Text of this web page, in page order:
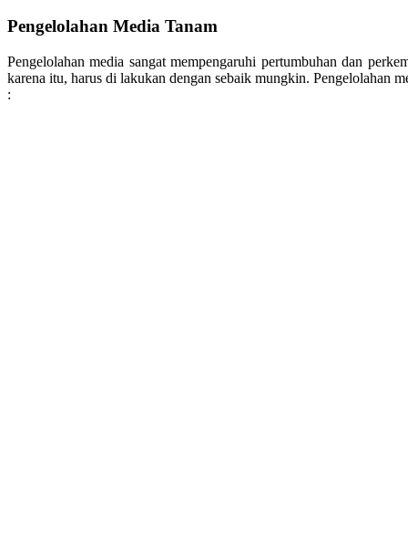
Pengelolahan Media Tanam
Pengelolahan media sangat mempengaruhi pertumbuhan dan
karena itu, harus di lakukan dengan sebaik mungkin. Pengelolahan
: